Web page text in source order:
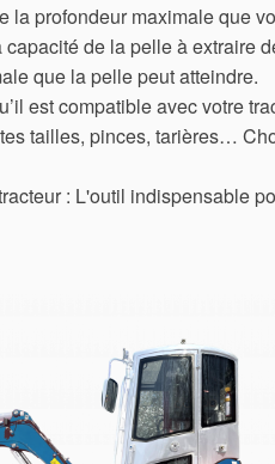
la profondeur maximale que
capacité de la pelle à extraire
que la pelle peut atteindre.
est compatible avec votre
tailles, pinces, tarières…